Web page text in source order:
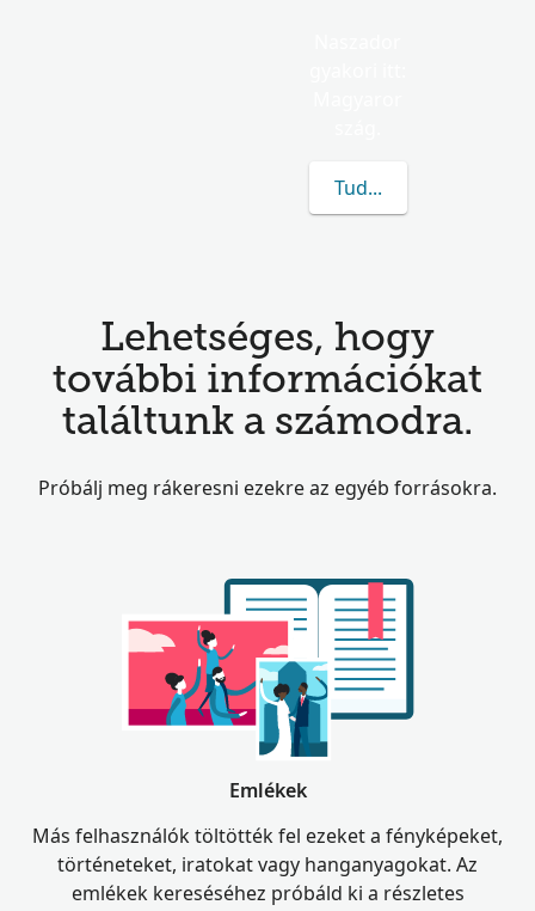
Tudj meg többet a(z)
Lehetséges, hogy
további információkat
találtunk a számodra.
Próbálj meg rákeresni ezekre az egyéb forrásokra.
Emlékek
Más felhasználók töltötték fel ezeket a fényképeket,
történeteket, iratokat vagy hanganyagokat. Az
emlékek kereséséhez próbáld ki a részletes